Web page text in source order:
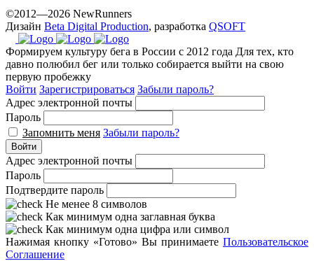
©2012—2026 NewRunners
Дизайн Beta Digital Production, разработка QSOFT
Формируем культуру бега в России с 2012 года Для тех, кто
давно полюбил бег или только собирается выйти на свою
первую пробежку
Войти Зарегистрироваться Забыли пароль?
Адрес электронной почты
Пароль
Запомнить меня Забыли пароль?
Войти
Адрес электронной почты
Пароль
Подтвердите пароль
Не менее 8 символов
Как минимум одна заглавная буква
Как минимум одна цифра или символ
Нажимая кнопку «Готово» Вы принимаете Пользовательское
Соглашение